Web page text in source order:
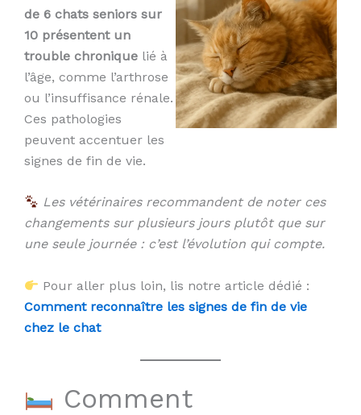
de 6 chats seniors sur
10 présentent un
trouble chronique lié à
l’âge, comme l’arthrose
ou l’insuffisance rénale.
Ces pathologies
peuvent accentuer les
signes de fin de vie.
Les vétérinaires recommandent de noter ces
changements sur plusieurs jours plutôt que sur
une seule journée : c’est l’évolution qui compte.
Pour aller plus loin, lis notre article dédié :
Comment reconnaître les signes de fin de vie
chez le chat
Comment